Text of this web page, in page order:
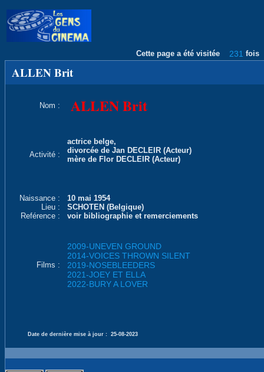
Cette page a été visitée 231 fois
ALLEN Brit
Nom : ALLEN Brit
Activité :
actrice belge,
divorcée de Jan DECLEIR (Acteur)
mère de Flor DECLEIR (Acteur)
Naissance :
10 mai 1954
Lieu :
SCHOTEN (Belgique)
Reférence :
voir bibliographie et remerciements
Films :
2009-UNEVEN GROUND
2014-VOICES THROWN SILENT
2019-NOSEBLEEDERS
2021-JOEY ET ELLA
2022-BURY A LOVER
Date de dernière mise à jour : 25-08-2023